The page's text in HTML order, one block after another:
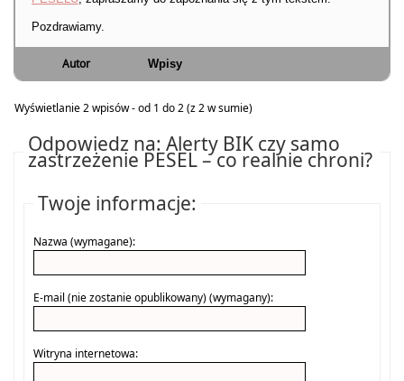
Pozdrawiamy.
Autor Wpisy
Wyświetlanie 2 wpisów - od 1 do 2 (z 2 w sumie)
Odpowiedz na: Alerty BIK czy samo
zastrzeżenie PESEL – co realnie chroni?
Twoje informacje:
Nazwa (wymagane):
E-mail (nie zostanie opublikowany) (wymagany):
Witryna internetowa: